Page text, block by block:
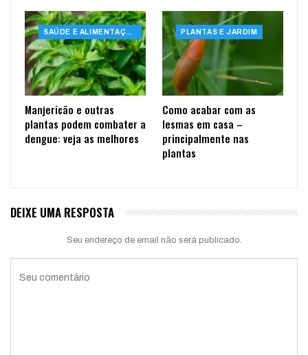
SAÚDE E ALIMENTAÇÃO
Manjericão e outras
plantas podem combater a
dengue: veja as melhores
PLANTAS E JARDIM
Como acabar com as
lesmas em casa –
principalmente nas
plantas
DEIXE UMA RESPOSTA
Seu endereço de email não será publicado.